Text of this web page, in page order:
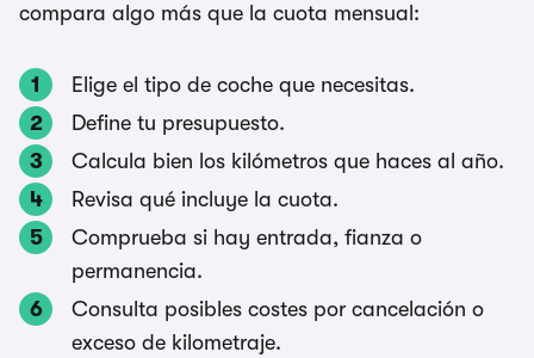
compara algo más que la cuota mensual:
Elige el tipo de coche que necesitas.
Define tu presupuesto.
Calcula bien los kilómetros que haces al año.
Revisa qué incluye la cuota.
Comprueba si hay entrada, fianza o
permanencia.
Consulta posibles costes por cancelación o
exceso de kilometraje.